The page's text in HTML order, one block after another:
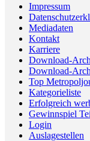
Impressum
Mediadaten
Kontakt
Karriere
Download-
Download-
Top
Kategorieliste
Erfolgreich
Gewinnspiel
Login
Auslagestellen